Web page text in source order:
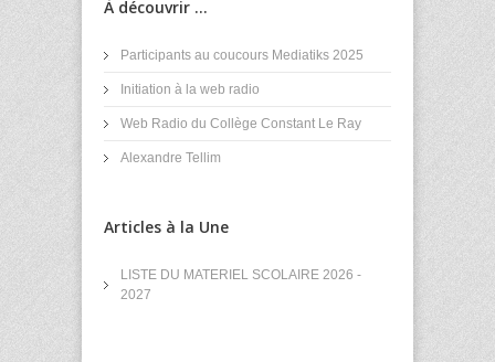
À découvrir ...
Participants au coucours Mediatiks 2025
Initiation à la web radio
Web Radio du Collège Constant Le Ray
Alexandre Tellim
Articles à la Une
LISTE DU MATERIEL SCOLAIRE 2026 -
2027